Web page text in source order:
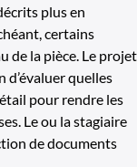
plus en
certains
de la pièce. Le projet
d’évaluer quelles
pour rendre les
Le ou la stagiaire
de documents